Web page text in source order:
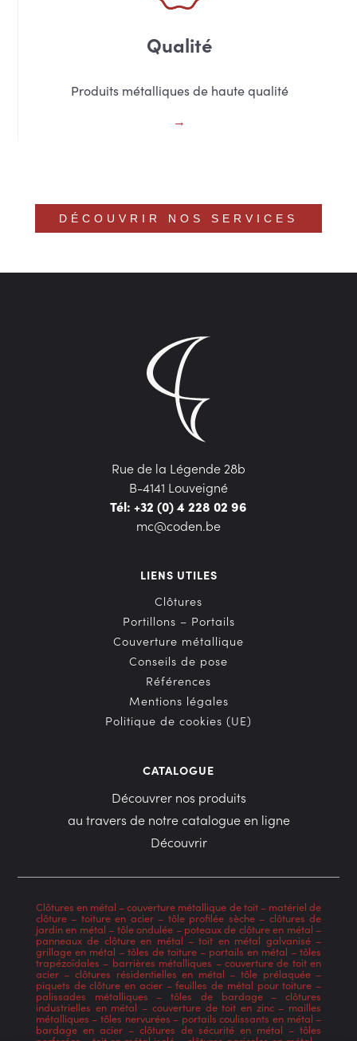
Qualité
Produits métalliques de haute qualité
DÉCOUVRIR NOS SERVICES
Rue de la Légende 28b
B-4141 Louveigné
Tél: +32 (0) 4 228 02 96
mc@coden.be
LIENS UTILES
Clôtures
Portillons – Portails
Couverture métallique
Conseils de pose
Références
Mentions légales
Politique de cookies (UE)
CATALOGUE
Découvrer nos produits
au travers de notre catalogue en ligne
Découvrir
Clôtures en métal–couverture métallique de toit– matériel de
clôture– toiture en acier– tôle profilée sèche– clôtures de
jardin en métal – tôle ondulée – poteaux de clôture en métal –
panneaux de clôture en métal–toit en métal galvanisé–
grillage en métal – tôles de toiture – portails en métal –tôles
trapézoïdales – barrières métalliques – couverture de toit en
acier– clôtures résidentielles en métal – tôle prélaquée–
piquets de clôture en acier–feuilles de métal pour toiture –
palissades métalliques –tôles de bardage–clôtures
industrielles en métal – couverture de toit en zinc– mailles
métalliques – tôles nervurées – portails coulissants en métal –
bardage en acier– clôtures de sécurité en métal –tôles